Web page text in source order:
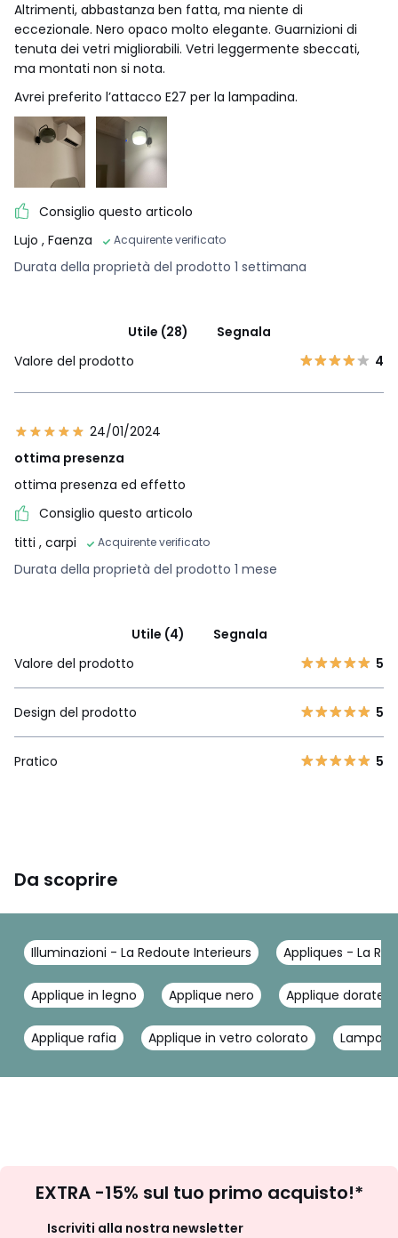
Altrimenti, abbastanza ben fatta, ma niente di
eccezionale. Nero opaco molto elegante. Guarnizioni di
tenuta dei vetri migliorabili. Vetri leggermente sbeccati,
ma montati non si nota.
Avrei preferito l’attacco E27 per la lampadina.
Consiglio questo articolo
Lujo , Faenza Acquirente verificato
Durata della proprietà del prodotto 1 settimana
Utile (28)
Segnala
Valore del prodotto
4
24/01/2024
ottima presenza
ottima presenza ed effetto
Consiglio questo articolo
titti , carpi Acquirente verificato
Durata della proprietà del prodotto 1 mese
Utile (4)
Segnala
Valore del prodotto
5
Design del prodotto 5
Pratico 5
Da scoprire
Illuminazioni - La Redoute Interieurs Appliques - La
Applique in legno Applique nero Applique dorate
Applique rafia Applique in vetro colorato
newsletter
EXTRA -15% sul tuo primo acquisto!*
Iscriviti alla nostra newsletter